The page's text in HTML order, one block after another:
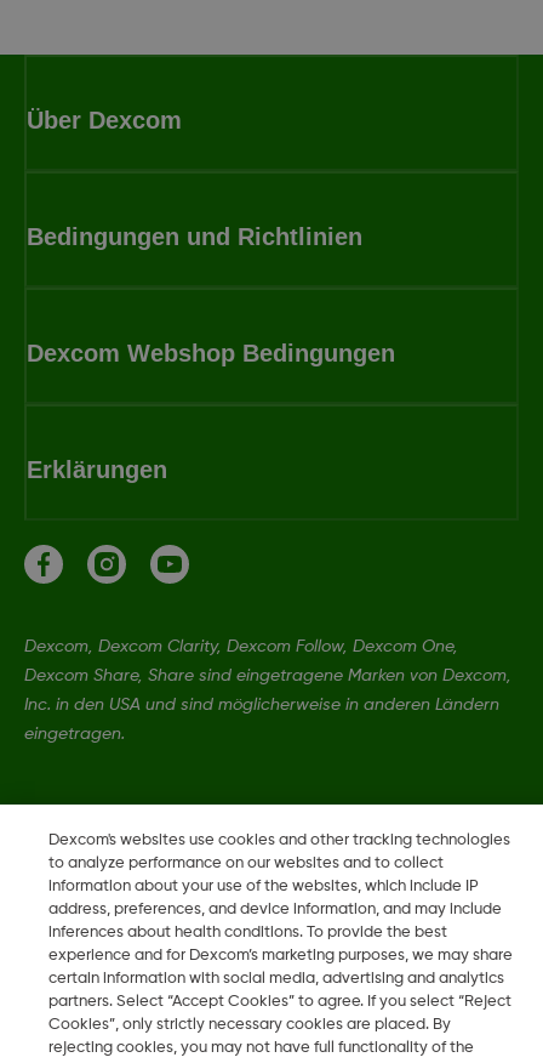
Über Dexcom
Bedingungen und Richtlinien
Dexcom Webshop Bedingungen
Erklärungen
Dexcom, Dexcom Clarity, Dexcom Follow, Dexcom One,
Dexcom Share, Share sind eingetragene Marken von Dexcom,
Inc. in den USA und sind möglicherweise in anderen Ländern
eingetragen.
2026 Dexcom, Inc. Alle Rechte vorbehalten.
DE
Region ändern
Dexcom's websites use cookies and other tracking technologies
to analyze performance on our websites and to collect
information about your use of the websites, which include IP
address, preferences, and device information, and may include
inferences about health conditions. To provide the best
experience and for Dexcom’s marketing purposes, we may share
certain information with social media, advertising and analytics
partners. Select “Accept Cookies” to agree. If you select “Reject
Cookies”, only strictly necessary cookies are placed. By
rejecting cookies, you may not have full functionality of the